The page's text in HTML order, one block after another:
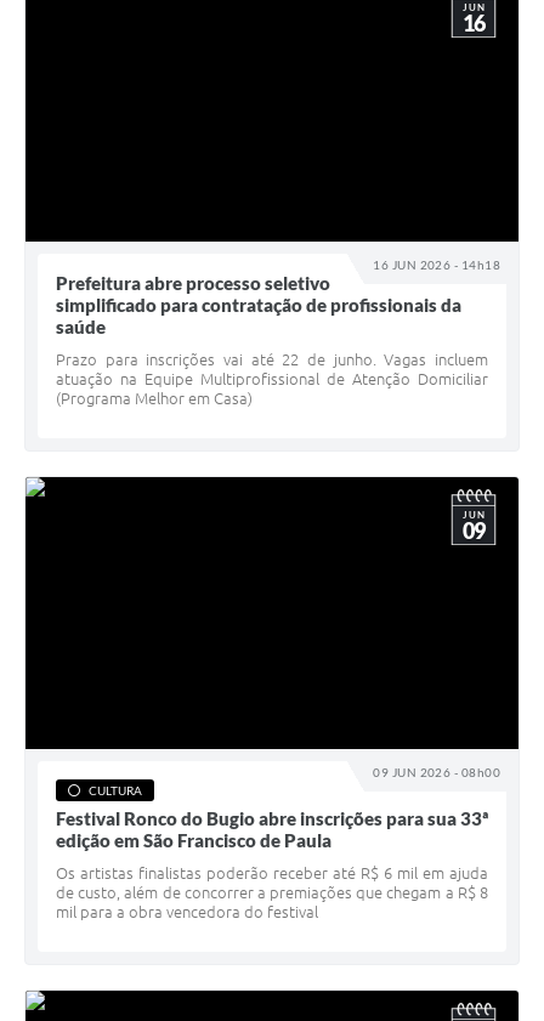
16 JUN 2026 - 14h18
JUN
16
Prefeitura abre processo seletivo
simplificado para contratação de profissionais da
saúde
Prazo para inscrições vai até 22 de junho. Vagas incluem
atuação na Equipe Multiprofissional de Atenção Domiciliar
(Programa Melhor em Casa)
09 JUN 2026 - 08h00
JUN
09
CULTURA
Festival Ronco do Bugio abre inscrições para sua 33ª
edição em São Francisco de Paula
Os artistas finalistas poderão receber até R$ 6 mil em ajuda
de custo, além de concorrer a premiações que chegam a R$ 8
mil para a obra vencedora do festival